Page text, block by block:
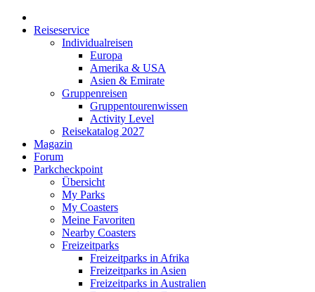
Reiseservice
Individualreisen
Europa
Amerika & USA
Asien & Emirate
Gruppenreisen
Gruppentourenwissen
Activity Level
Reisekatalog 2027
Magazin
Forum
Parkcheckpoint
Übersicht
My Parks
My Coasters
Meine Favoriten
Nearby Coasters
Freizeitparks
Freizeitparks in Afrika
Freizeitparks in Asien
Freizeitparks in Australien